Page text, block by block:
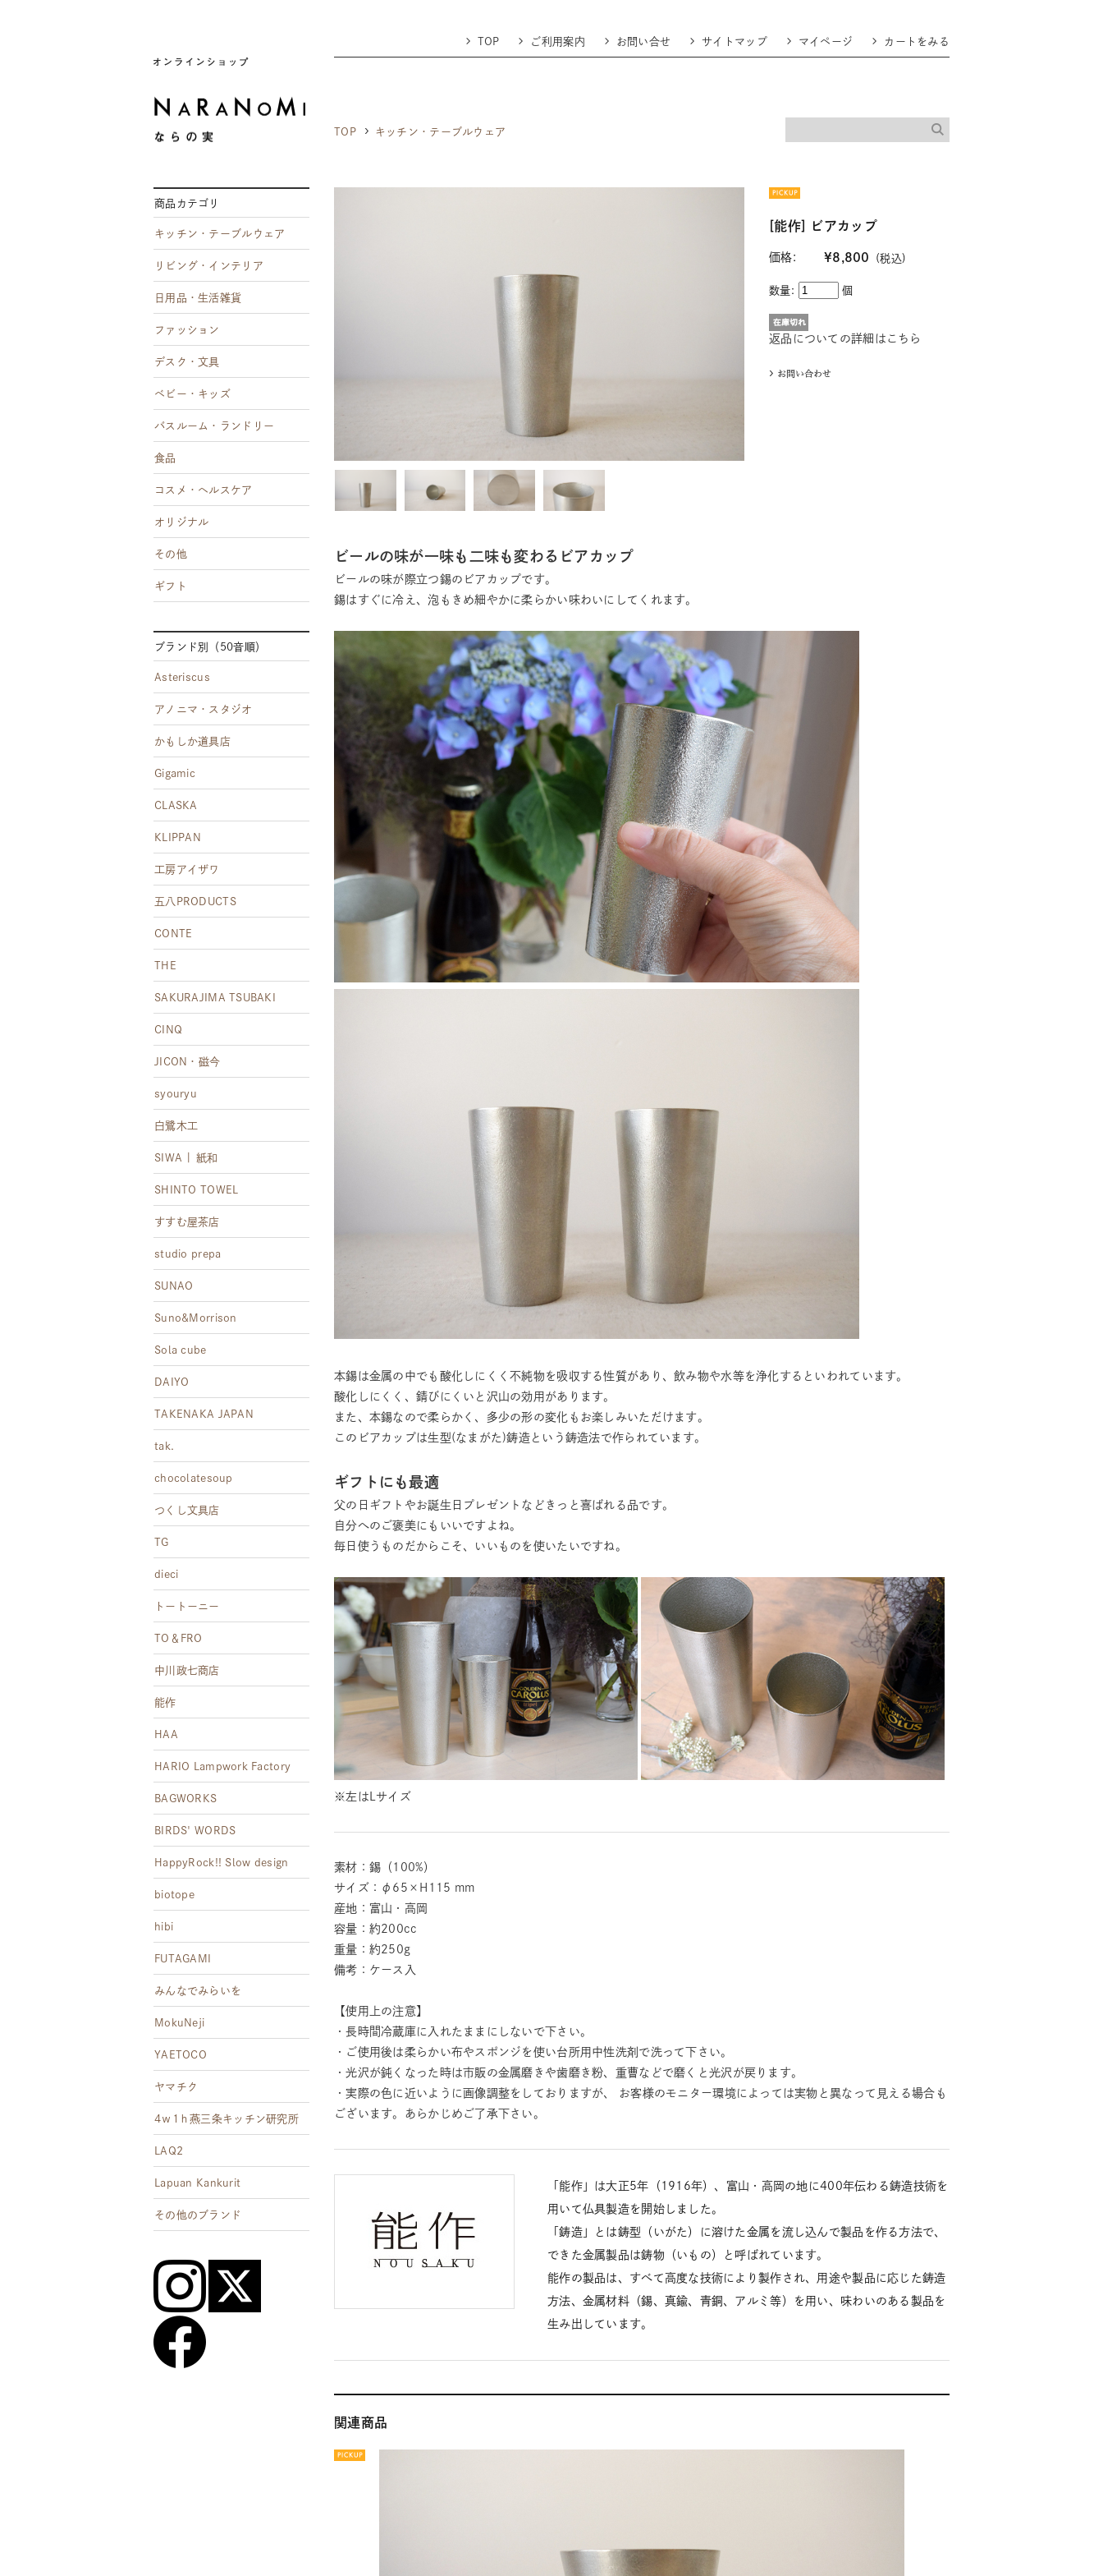
TOP ご利用案内 お問い合せ サイトマップ マイページ カートをみる
TOP キッチン・テーブルウェア
[能作] ビアカップ
価格: ¥8,800 (税込)
数量: 個
返品についての詳細はこちら
ビールの味が一味も二味も変わるビアカップ
ビールの味が際立つ錫のビアカップです。
錫はすぐに冷え、泡もきめ細やかに柔らかい味わいにしてくれます。
本錫は金属の中でも酸化しにくく不純物を吸収する性質があり、飲み物や水等を浄化するといわれています。
酸化しにくく、錆びにくいと沢山の効用があります。
また、本錫なので柔らかく、多少の形の変化もお楽しみいただけます。
このビアカップは生型(なまがた)鋳造という鋳造法で作られています。
ギフトにも最適
父の日ギフトやお誕生日プレゼントなどきっと喜ばれる品です。
自分へのご褒美にもいいですよね。
毎日使うものだからこそ、いいものを使いたいですね。
※左はLサイズ
素材：錫（100%）
サイズ：φ65×H115 mm
産地：富山・高岡
容量：約200cc
重量：約250g
備考：ケース入
【使用上の注意】
・長時間冷蔵庫に入れたままにしないで下さい。
・ご使用後は柔らかい布やスポンジを使い台所用中性洗剤で洗って下さい。
・光沢が鈍くなった時は市販の金属磨きや歯磨き粉、重曹などで磨くと光沢が戻ります。
・実際の色に近いように画像調整をしておりますが、 お客様のモニター環境によっては実物と異なって見える場合も
ございます。あらかじめご了承下さい。
「能作」は大正5年（1916年）、富山・高岡の地に400年伝わる鋳造技術を
用いて仏具製造を開始しました。
「鋳造」とは鋳型（いがた）に溶けた金属を流し込んで製品を作る方法で、
できた金属製品は鋳物（いもの）と呼ばれています。
能作の製品は、すべて高度な技術により製作され、用途や製品に応じた鋳造
方法、金属材料（錫、真鍮、青銅、アルミ等）を用い、味わいのある製品を
生み出しています。
関連商品
商品カテゴリ
キッチン・テーブルウェア
リビング・インテリア
日用品・生活雑貨
ファッション
デスク・文具
ベビー・キッズ
バスルーム・ランドリー
食品
コスメ・ヘルスケア
オリジナル
その他
ギフト
ブランド別（50音順）
Asteriscus
アノニマ・スタジオ
かもしか道具店
Gigamic
CLASKA
KLIPPAN
工房アイザワ
五八PRODUCTS
CONTE
THE
SAKURAJIMA TSUBAKI
CINQ
JICON・磁今
syouryu
白鷺木工
SIWA | 紙和
SHINTO TOWEL
すすむ屋茶店
studio prepa
SUNAO
Suno&Morrison
Sola cube
DAIYO
TAKENAKA JAPAN
tak.
chocolatesoup
つくし文具店
TG
dieci
トートーニー
TO＆FRO
中川政七商店
能作
HAA
HARIO Lampwork Factory
BAGWORKS
BIRDS' WORDS
HappyRock!! Slow design
biotope
hibi
FUTAGAMI
みんなでみらいを
MokuNeji
YAETOCO
ヤマチク
4ｗ1ｈ燕三条キッチン研究所
LAQ2
Lapuan Kankurit
その他のブランド